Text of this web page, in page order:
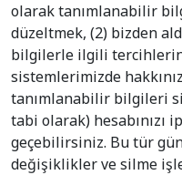
olarak tanımlanabilir
düzeltmek, (2) bizden
bilgilerle ilgili
sistemlerimizde
tanımlanabilir bilgileri
tabi olarak)
geçebilirsiniz. Bu tür
değişiklikler ve silme